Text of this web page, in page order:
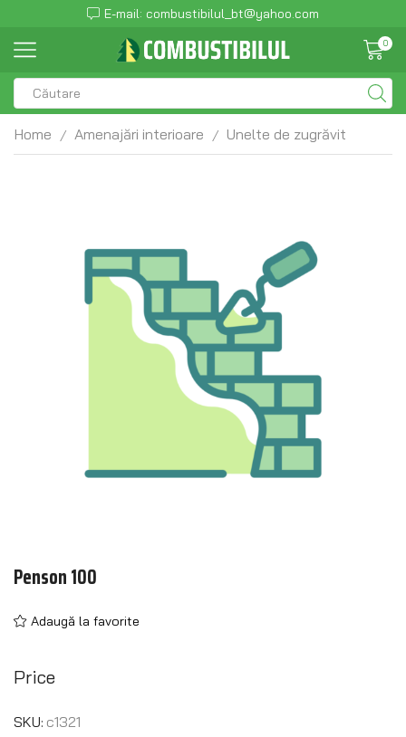
E-mail: combustibilul_bt@yahoo.com
0
Home / Amenajări interioare / Unelte de zugrăvit
Penson 100
Adaugă la favorite
Price
SKU: c1321